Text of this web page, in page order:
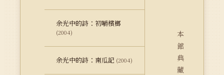
余光中的詩：初嚼檳榔
(2004)
余光中的詩：南瓜記 (2004)
本
館
典
藏